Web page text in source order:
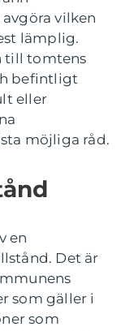
vilken
lämplig.
till tomtens
befintligt
eller
möjliga råd.
en
Det är
som gäller i
som